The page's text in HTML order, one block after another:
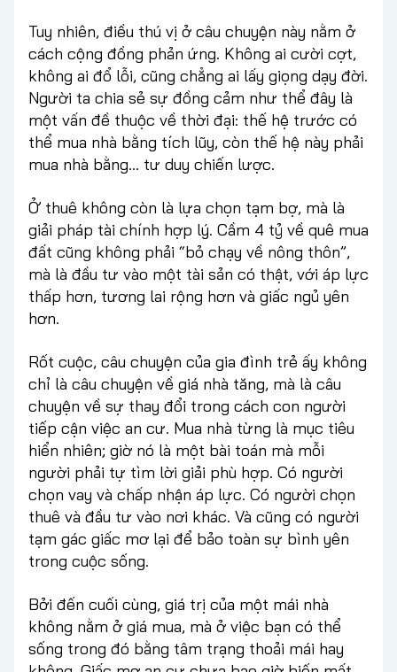
Tuy nhiên, điều thú vị ở câu chuyện này nằm ở
cách cộng đồng phản ứng. Không ai cười cợt,
không ai đổ lỗi, cũng chẳng ai lấy giọng dạy đời.
Người ta chia sẻ sự đồng cảm như thể đây là
một vấn đề thuộc về thời đại: thế hệ trước có
thể mua nhà bằng tích lũy, còn thế hệ này phải
mua nhà bằng… tư duy chiến lược.
Ở thuê không còn là lựa chọn tạm bợ, mà là
giải pháp tài chính hợp lý. Cầm 4 tỷ về quê mua
đất cũng không phải “bỏ chạy về nông thôn”,
mà là đầu tư vào một tài sản có thật, với áp lực
thấp hơn, tương lai rộng hơn và giấc ngủ yên
hơn.
Rốt cuộc, câu chuyện của gia đình trẻ ấy không
chỉ là câu chuyện về giá nhà tăng, mà là câu
chuyện về sự thay đổi trong cách con người
tiếp cận việc an cư. Mua nhà từng là mục tiêu
hiển nhiên; giờ nó là một bài toán mà mỗi
người phải tự tìm lời giải phù hợp. Có người
chọn vay và chấp nhận áp lực. Có người chọn
thuê và đầu tư vào nơi khác. Và cũng có người
tạm gác giấc mơ lại để bảo toàn sự bình yên
trong cuộc sống.
Bởi đến cuối cùng, giá trị của một mái nhà
không nằm ở giá mua, mà ở việc bạn có thể
sống trong đó bằng tâm trạng thoải mái hay